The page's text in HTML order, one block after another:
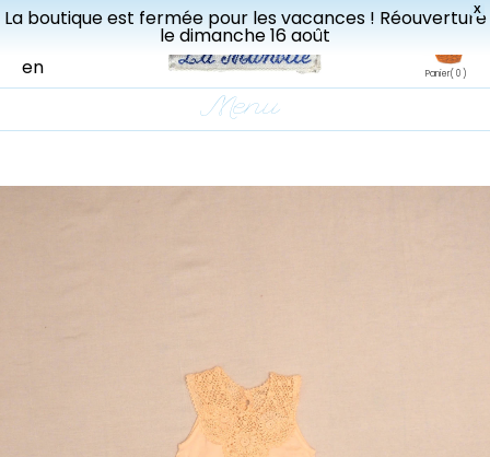
X
La boutique est fermée pour les vacances ! Réouverture
le dimanche 16 août
Livraisons gratuites à partir de 150€ en France.
en
Panier( 0 )
Menu